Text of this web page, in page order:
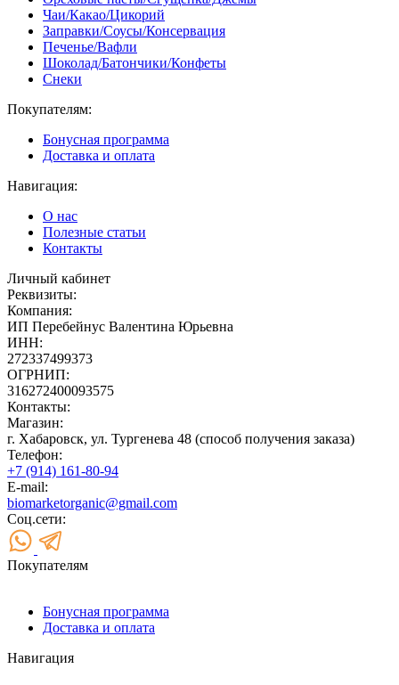
Чаи/Какао/Цикорий
Заправки/Соусы/Консервация
Печенье/Вафли
Шоколад/Батончики/Конфеты
Снеки
Покупателям:
Бонусная программа
Доставка и оплата
Навигация:
О нас
Полезные статьи
Контакты
Личный кабинет
Реквизиты:
Компания:
ИП Перебейнус Валентина Юрьевна
ИНН:
272337499373
ОГРНИП:
316272400093575
Контакты:
Магазин:
г. Хабаровск, ул. Тургенева 48 (способ получения заказа)
Телефон:
+7 (914) 161-80-94
E-mail:
biomarketorganic@gmail.com
Соц.сети:
Покупателям
Бонусная программа
Доставка и оплата
Навигация